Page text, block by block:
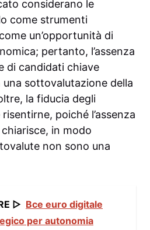
considerano le
come strumenti
un’opportunità di
pertanto, l’assenza
di candidati chiave
sottovalutazione della
la fiducia degli
poiché l’assenza
in modo
non sono una
▷ Bce euro digitale
per autonomia